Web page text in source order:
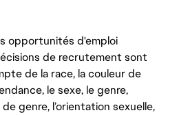
opportunités d'emploi
de recrutement sont
de la race, la couleur de
le sexe, le genre,
genre, l’orientation sexuelle,